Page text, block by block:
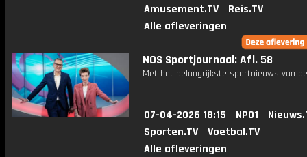
Amusement.TV
Reis.TV
Alle afleveringen
NOS Sportjournaal: Afl. 58
Met het belangrijkste sportnieuws van
07-04-2026 18:15 NPO1
Sporten.TV
Voetbal.TV
Alle afleveringen